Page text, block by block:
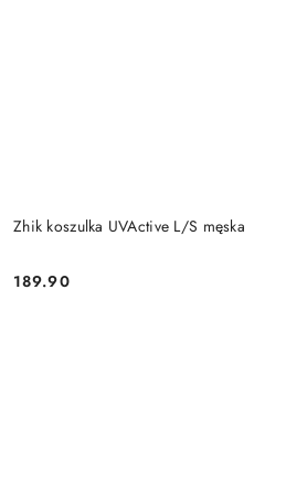
Zhik koszulka UVActive L/S męska
Cena:
189.90